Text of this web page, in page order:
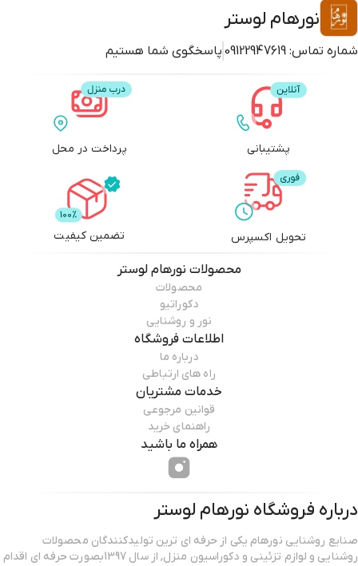
نورهام لوستر
شماره تماس: 09122947619 پاسخگوی شما هستیم
پشتیبانی پرداخت در محل
تحویل اکسپرس تضمین کیفیت
محصولات نورهام لوستر
محصولات
دکوراتیو
نور و روشنایی
اطلاعات فروشگاه
درباره ما
راه های ارتباطی
خدمات مشتریان
قوانین مرجوعی
راهنمای خرید
همراه ما باشید
درباره فروشگاه نورهام لوستر
صنایع روشنایی نورهام یکی از حرفه ای ترین تولیدکنندگان محصولات
روشنایی و لوازم تزئینی و دکوراسیون منزل, از سال 1397بصورت حرفه ای اقدام